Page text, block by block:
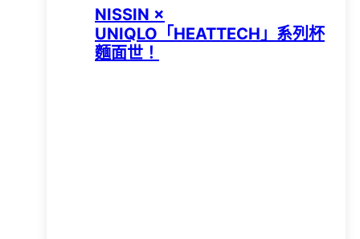
NISSIN ×
UNIQLO「HEATTECH」系列杯
麵面世！